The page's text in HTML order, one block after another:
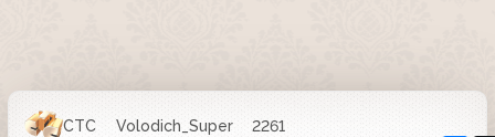
СТС Volodich_Super
2261